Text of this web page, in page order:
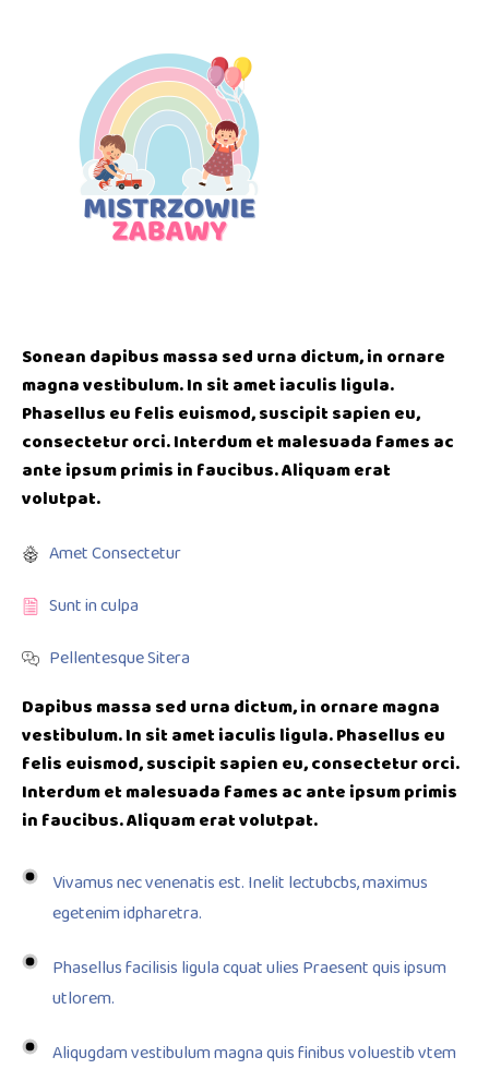
Sonean dapibus massa sed urna dictum, in ornare
magna vestibulum. In sit amet iaculis ligula.
Phasellus eu felis euismod, suscipit sapien eu,
consectetur orci. Interdum et malesuada fames ac
ante ipsum primis in faucibus. Aliquam erat
volutpat.
Amet Consectetur
Sunt in culpa
Pellentesque Sitera
Dapibus massa sed urna dictum, in ornare magna
vestibulum. In sit amet iaculis ligula. Phasellus eu
felis euismod, suscipit sapien eu, consectetur orci.
Interdum et malesuada fames ac ante ipsum primis
in faucibus. Aliquam erat volutpat.
Vivamus nec venenatis est. Inelit lectubcbs, maximus
egetenim idpharetra.
Phasellus facilisis ligula cquat ulies Praesent quis ipsum
utlorem.
Aliqugdam vestibulum magna quis finibus voluestib vtem